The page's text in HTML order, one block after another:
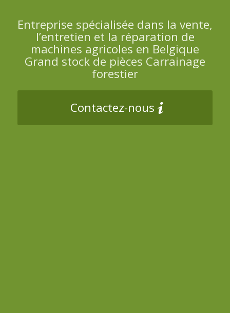
Entreprise spécialisée dans la vente,
l’entretien et la réparation de
machines agricoles en Belgique
Grand stock de pièces Carrainage
forestier
Contactez-nous